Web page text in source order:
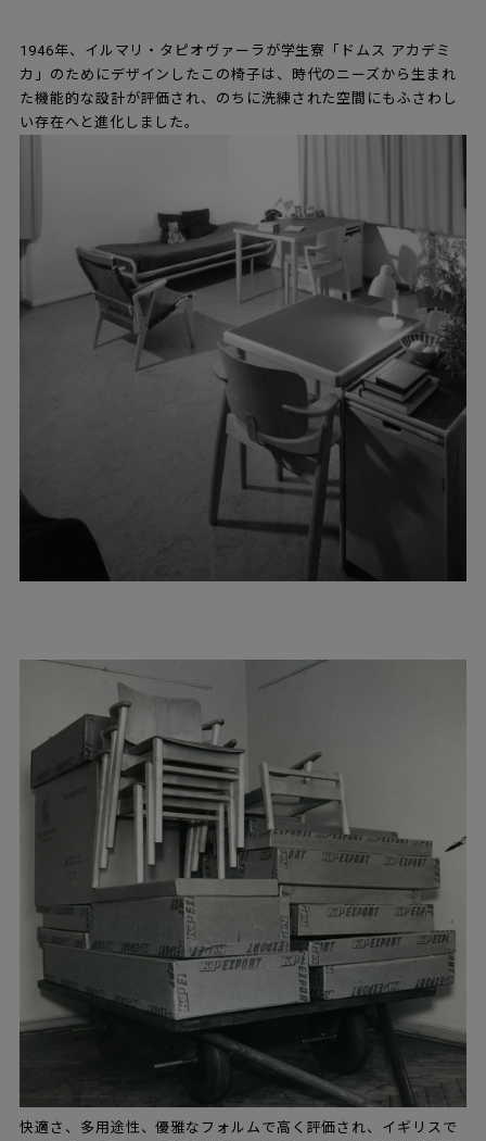
1946年、イルマリ・タピオヴァーラが学生寮「ドムス アカデミ
カ」のためにデザインしたこの椅子は、時代のニーズから生まれ
た機能的な設計が評価され、のちに洗練された空間にもふさわし
い存在へと進化しました。
快適さ、多用途性、優雅なフォルムで高く評価され、イギリスで